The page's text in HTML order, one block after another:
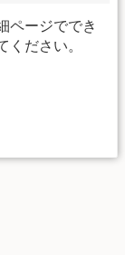
ページででき
ください。